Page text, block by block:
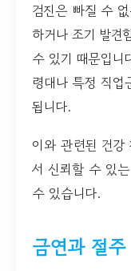
검진은 빠질 수
하거나 조기 발견
수 있기 때문입
령대나 특정 직업
됩니다.
이와 관련된 건강
서 신뢰할 수 있
수 있습니다.
금연과 절주